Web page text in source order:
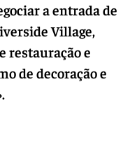
a entrada de
Village,
restauração e
de decoração e